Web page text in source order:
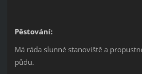
Pěstování:
Má ráda slunné stanoviště a
půdu.